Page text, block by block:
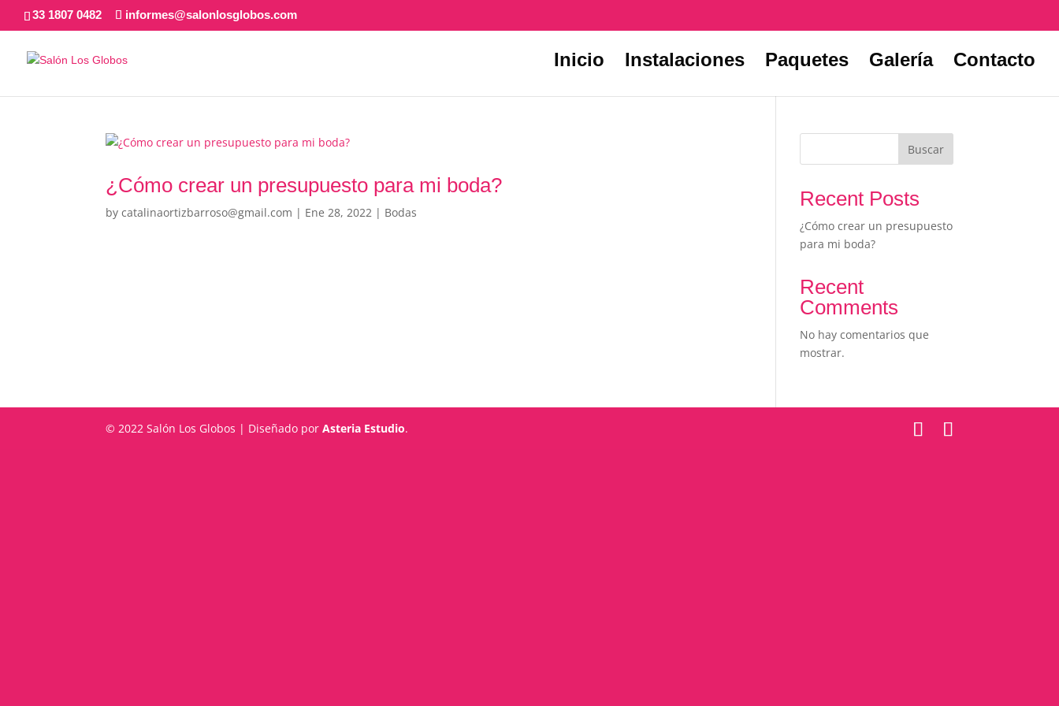
33 1807 0482 informes@salonlosglobos.com
Inicio Instalaciones Paquetes Galería Contacto
¿Cómo crear un presupuesto para mi boda?
bycatalinaortizbarroso@gmail.com | Ene 28, 2022 | Bodas
Buscar
Recent Posts
¿Cómo crear un presupuesto
para mi boda?
Recent
Comments
No hay comentarios que
mostrar.
© 2022 Salón Los Globos | Diseñado porAsteria Estudio.